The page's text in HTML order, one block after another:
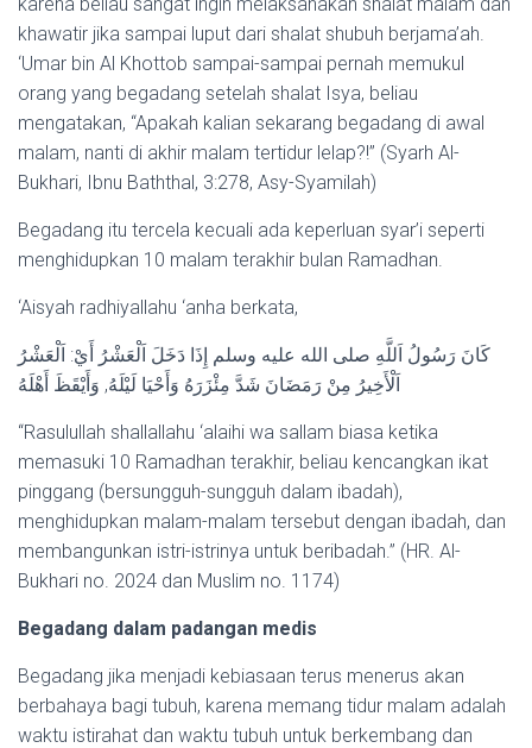
khawatir jika sampai luput dari shalat shubuh berjama’ah.
‘Umar bin Al Khottob sampai-sampai pernah memukul
orang yang begadang setelah shalat Isya, beliau
mengatakan, “Apakah kalian sekarang begadang di awal
malam, nanti di akhir malam tertidur lelap?!” (Syarh Al-
Bukhari, Ibnu Baththal, 3:278, Asy-Syamilah)
Begadang itu tercela kecuali ada keperluan syar’i seperti
menghidupkan 10 malam terakhir bulan Ramadhan.
‘Aisyah radhiyallahu ‘anha berkata,
كَانَ رَسُولُ اَللَّهِ صلى الله عليه وسلم إِذَا دَخَلَ اَلْعَشْرُ أَيْ: اَلْعَشْرُ
اَلْأَخِيرُ مِنْ رَمَضَانَ شَدَّ مِئْزَرَهُ وَأَحْيَا لَيْلَهُ, وَأَيْقَظَ أَهْلَهُ
“Rasulullah shallallahu ‘alaihi wa sallam biasa ketika
memasuki 10 Ramadhan terakhir, beliau kencangkan ikat
pinggang (bersungguh-sungguh dalam ibadah),
menghidupkan malam-malam tersebut dengan ibadah, dan
membangunkan istri-istrinya untuk beribadah.” (HR. Al-
Bukhari no. 2024 dan Muslim no. 1174)
Begadang dalam padangan medis
Begadang jika menjadi kebiasaan terus menerus akan
berbahaya bagi tubuh, karena memang tidur malam adalah
waktu istirahat dan waktu tubuh untuk berkembang dan